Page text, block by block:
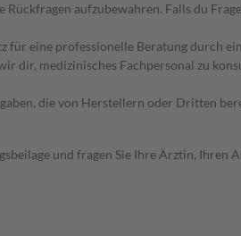
aufzubewahren. Falls du
für eine professionelle Beratung durch
dir, medizinisches Fachpersonal zu
die von Herstellern oder Dritten
und fragen Sie Ihre Ärztin, Ihren